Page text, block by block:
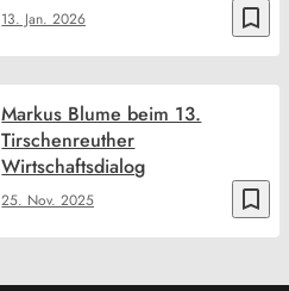
bookmark_border
13. Jan. 2026
bookmark_border
25. Nov. 2025
Markus Blume beim 13.
Tirschenreuther
Wirtschaftsdialog